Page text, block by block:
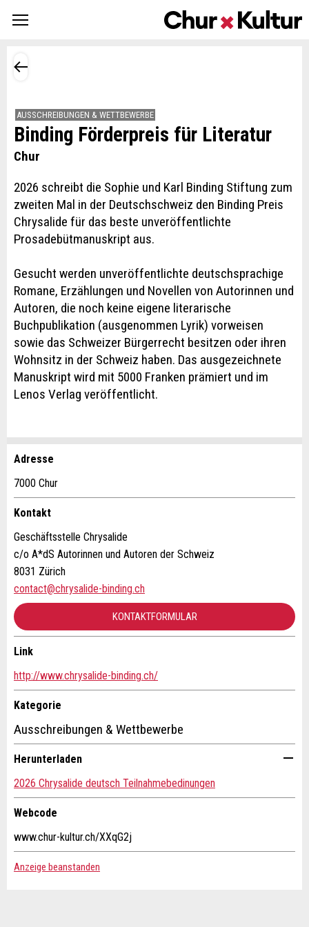
AUSSCHREIBUNGEN & WETTBEWERBE
Binding Förderpreis für Literatur
Chur
2026 schreibt die Sophie und Karl Binding Stiftung zum
zweiten Mal in der Deutschschweiz den Binding Preis
Chrysalide für das beste unveröffentlichte
Prosadebütmanuskript aus.
Gesucht werden unveröffentlichte deutschsprachige
Romane, Erzählungen und Novellen von Autorinnen und
Autoren, die noch keine eigene literarische
Buchpublikation (ausgenommen Lyrik) vorweisen
sowie das Schweizer Bürgerrecht besitzen oder ihren
Wohnsitz in der Schweiz haben. Das ausgezeichnete
Manuskript wird mit 5000 Franken prämiert und im
Lenos Verlag veröffentlicht.
Anzeige beanstanden
Ihr Feedback wird sehr geschätzt!
Allgemeines Feedback
Anzeige nicht mehr gültig
Anzeige unvollständig
Nachricht
* Eingabe erforderlich
Anzeige weiterempfehlen
Empfehlen Sie diese Anzeige an Freunde weiter.
* Eingabe erforderlich
ANZEIGE WEITEREMPFEHLEN
Schliessen
Adresse
7000 Chur
Kontakt
Geschäftsstelle Chrysalide
c/o A*dS Autorinnen und Autoren der Schweiz
8031 Zürich
contact@chrysalide-binding.ch
KONTAKTFORMULAR
Kontakt
Verfassen Sie eine Nachricht für die Kontaktpersonen dieser
Adresse
Link
http://www.chrysalide-binding.ch/
Kategorie
Ausschreibungen & Wettbewerbe
Herunterladen
2026 Chrysalide deutsch Teilnahmebedinungen
Webcode
www.chur-kultur.ch/XXqG2j
Anzeige beanstanden